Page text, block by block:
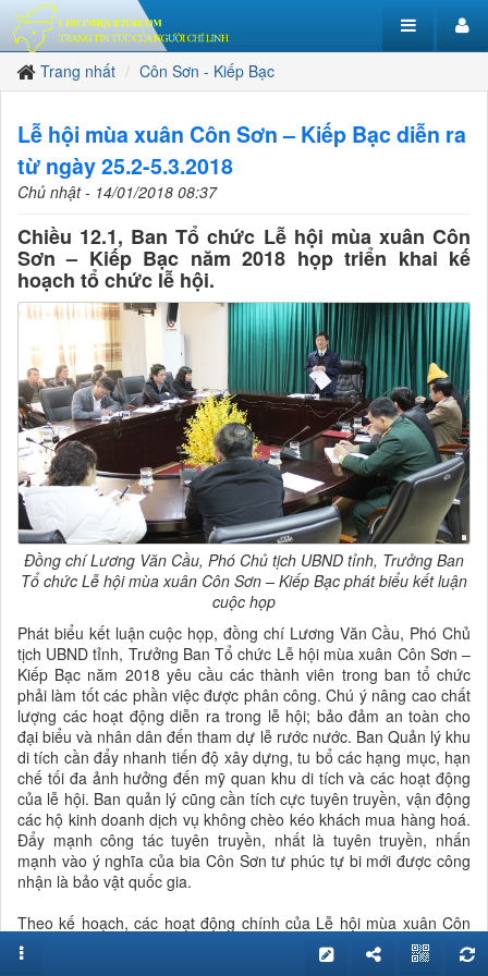
Trang nhất Côn Sơn - Kiếp Bạc
Lễ hội mùa xuân Côn Sơn – Kiếp Bạc diễn ra
từ ngày 25.2-5.3.2018
Chủ nhật - 14/01/2018 08:37
Chiều 12.1, Ban Tổ chức Lễ hội mùa xuân Côn
Sơn – Kiếp Bạc năm 2018 họp triển khai kế
hoạch tổ chức lễ hội.
Đồng chí Lương Văn Cầu, Phó Chủ tịch UBND tỉnh, Trưởng Ban
Tổ chức Lễ hội mùa xuân Côn Sơn – Kiếp Bạc phát biểu kết luận
cuộc họp
Phát biểu kết luận cuộc họp, đồng chí Lương Văn Cầu, Phó Chủ
tịch UBND tỉnh, Trưởng Ban Tổ chức Lễ hội mùa xuân Côn Sơn –
Kiếp Bạc năm 2018 yêu cầu các thành viên trong ban tổ chức
phải làm tốt các phần việc được phân công. Chú ý nâng cao chất
lượng các hoạt động diễn ra trong lễ hội; bảo đảm an toàn cho
đại biểu và nhân dân đến tham dự lễ rước nước. Ban Quản lý khu
di tích cần đẩy nhanh tiến độ xây dựng, tu bổ các hạng mục, hạn
chế tối đa ảnh hưởng đến mỹ quan khu di tích và các hoạt động
của lễ hội. Ban quản lý cũng cần tích cực tuyên truyền, vận động
các hộ kinh doanh dịch vụ không chèo kéo khách mua hàng hoá.
Đẩy mạnh công tác tuyên truyền, nhất là tuyên truyền, nhấn
mạnh vào ý nghĩa của bia Côn Sơn tư phúc tự bi mới được công
nhận là bảo vật quốc gia.
Theo kế hoạch, các hoạt động chính của Lễ hội mùa xuân Côn
Sơn – Kiếp Bạc năm nay sẽ diễn ra từ ngày 25.2-5.3 (tức mùng
10-18 tháng giêng âm lịch). Trong đó, trọng tâm là ngày 3.3 (tức